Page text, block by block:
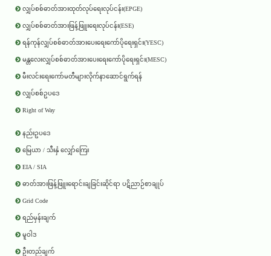
လျှပ်စစ်ဓာတ်အားထုတ်လုပ်ရေးလုပ်ငန်း(EPGE)
လျှပ်စစ်ဓာတ်အားဖြန့်ဖြူးရေးလုပ်ငန်း(ESE)
ရန်ကုန်လျှပ်စစ်ဓာတ်အားပေးရေးကော်ပိုရေးရှင်း(YESC)
မန္တလေးလျှပ်စစ်ဓာတ်အားပေးရေးကော်ပိုရေးရှင်း(MESC)
မီးလင်းရေးကော်မတီများလိုက်နာဆောင်ရွက်ရန်
လျှပ်စစ်ဥပဒေ
Right of Way
နည်းဥပဒေ
မြေယာ / သီးနှံ လျှော်ကြေး
EIA / SIA
ဓာတ်အားဖြန့်ဖြူးရောင်းချခြင်းဆိုင်ရာ ပဋိညာဉ်စာချုပ်
Grid Code
ရည်မှန်းချက်
မူဝါဒ
ဦးတည်ချက်